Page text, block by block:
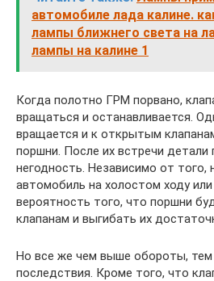
автомобиле лада калине.
лампы ближнего света на
лампы на калине 1
Когда полотно ГРМ порвано,
вращаться и останавливается.
вращается и к открытым
поршни. После их встречи детали
негодность. Независимо от того,
автомобиль на холостом ходу
вероятность того, что поршни
клапанам и выгибать их
Но все же чем выше обороты, тем
последствия. Кроме того, что